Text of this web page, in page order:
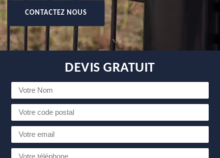
CONTACTEZ NOUS
DEVIS GRATUIT